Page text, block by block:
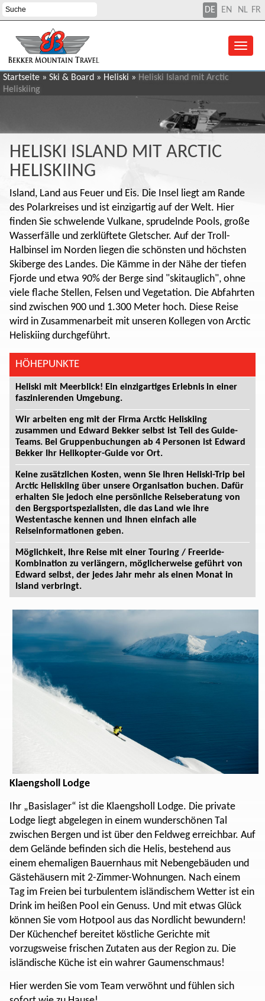
DE EN FR
NL
Startseite » Ski & Board » Heliski » Heliski Island mit Arctic
Heliskiing
HELISKI ISLAND MIT ARCTIC
HELISKIING
Island, Land aus Feuer und Eis. Die Insel liegt am Rande
des Polarkreises und ist einzigartig auf der Welt. Hier
finden Sie schwelende Vulkane, sprudelnde Pools, große
Wasserfälle und zerklüftete Gletscher. Auf der Troll-
Halbinsel im Norden liegen die schönsten und höchsten
Skiberge des Landes. Die Kämme in der Nähe der tiefen
Fjorde und etwa 90% der Berge sind "skitauglich", ohne
viele flache Stellen, Felsen und Vegetation. Die Abfahrten
sind zwischen 900 und 1.300 Meter hoch. Diese Reise
wird in Zusammenarbeit mit unseren Kollegen von Arctic
Heliskiing durchgeführt.
HÖHEPUNKTE
Heliski mit Meerblick! Ein einzigartiges Erlebnis in einer
faszinierenden Umgebung.
Wir arbeiten eng mit der Firma Arctic Heliskiing
zusammen und Edward Bekker selbst ist Teil des Guide-
Teams. Bei Gruppenbuchungen ab 4 Personen ist Edward
Bekker Ihr Helikopter-Guide vor Ort.
Keine zusätzlichen Kosten, wenn Sie Ihren Heliski-Trip bei
Arctic Heliskiing über unsere Organisation buchen. Dafür
erhalten Sie jedoch eine persönliche Reiseberatung von
den Bergsportspezialisten, die das Land wie ihre
Westentasche kennen und Ihnen einfach alle
Reiseinformationen geben.
Möglichkeit, Ihre Reise mit einer Touring / Freeride-
Kombination zu verlängern, möglicherweise geführt von
Edward selbst, der jedes Jahr mehr als einen Monat in
Island verbringt.
Klaengsholl Lodge
Ihr „Basislager“ ist die Klaengsholl Lodge. Die private
Lodge liegt abgelegen in einem wunderschönen Tal
zwischen Bergen und ist über den Feldweg erreichbar. Auf
dem Gelände befinden sich die Helis, bestehend aus
einem ehemaligen Bauernhaus mit Nebengebäuden und
Gästehäusern mit 2-Zimmer-Wohnungen. Nach einem
Tag im Freien bei turbulentem isländischem Wetter ist ein
Drink im heißen Pool ein Genuss. Und mit etwas Glück
können Sie vom Hotpool aus das Nordlicht bewundern!
Der Küchenchef bereitet köstliche Gerichte mit
vorzugsweise frischen Zutaten aus der Region zu. Die
isländische Küche ist ein wahrer Gaumenschmaus!
Hier werden Sie vom Team verwöhnt und fühlen sich